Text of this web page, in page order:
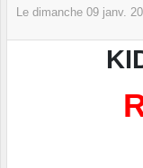
Le dimanche 09 janv.